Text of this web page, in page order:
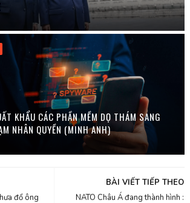
KHẨU CÁC PHẦN MỀM DỌ THÁM SANG
NHÂN QUYỀN (MINH ANH)
BÀI VIẾT TIẾP THEO
NATO Châu Á đang thành hình :
đổ ông